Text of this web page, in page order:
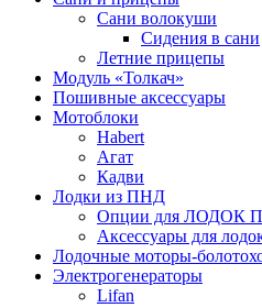
Сани волокуши
Сидения в сани
Летние прицепы
Модуль «Толкач»
Пошивные аксессуары
Мотоблоки
Habert
Агат
Кадви
Лодки из ПНД
Опции для ЛОДОК
Аксессуары для
Лодочные моторы-
Электрогенераторы
Lifan